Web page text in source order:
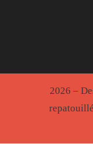
2026 –